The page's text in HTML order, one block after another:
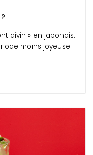
divin » en japonais.
moins joyeuse.